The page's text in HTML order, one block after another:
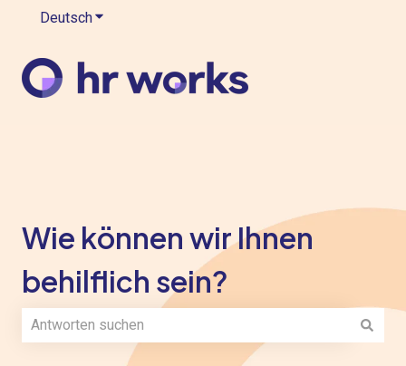
DeutschUntermenü für Übersetzungen anzeigen
Wie können wir Ihnen
behilflich sein?
Es gibt keine Vorschläge, da das Suchfeld leer ist.